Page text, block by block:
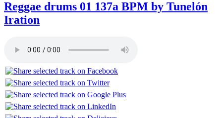
Reggae drums 01 137a BPM by Tunelón
Iration